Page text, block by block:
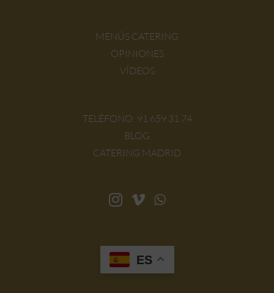
MENÚS CATERING
OPINIONES
VÍDEOS
TELÉFONO: 91 659 31 74
BLOG
CATERING MADRID
ES